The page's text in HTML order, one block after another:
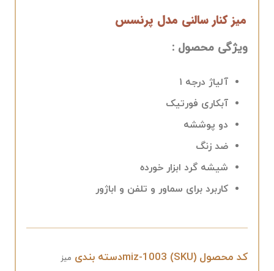
میز کنار سالنی مدل پرنسس
ویژگی محصول :
آلیاژ درجه ۱
آبکاری فورتیک
دو پوششه
ضد زنگ
شیشه گرد ابزار خورده
کاربرد برای سماور و تلفن و اباژور
کد محصول (SKU) miz-1003دسته بندی میز